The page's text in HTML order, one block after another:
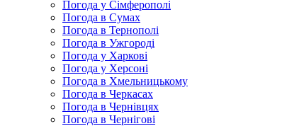
Погода у Сімферополі
Погода в Сумах
Погода в Тернополі
Погода в Ужгороді
Погода у Харкові
Погода у Херсоні
Погода в Хмельницькому
Погода в Черкасах
Погода в Чернівцях
Погода в Чернігові